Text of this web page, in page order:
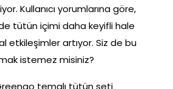
Kullanıcı yorumlarına göre,
tütün içimi daha keyifli hale
etkileşimler artıyor. Siz de bu
istemez misiniz?
temalı tütün seti